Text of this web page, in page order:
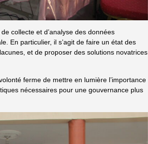
collecte et d’analyse des données
En particulier, il s’agit de faire un état des
et de proposer des solutions novatrices
ferme de mettre en lumière l’importance
nécessaires pour une gouvernance plus